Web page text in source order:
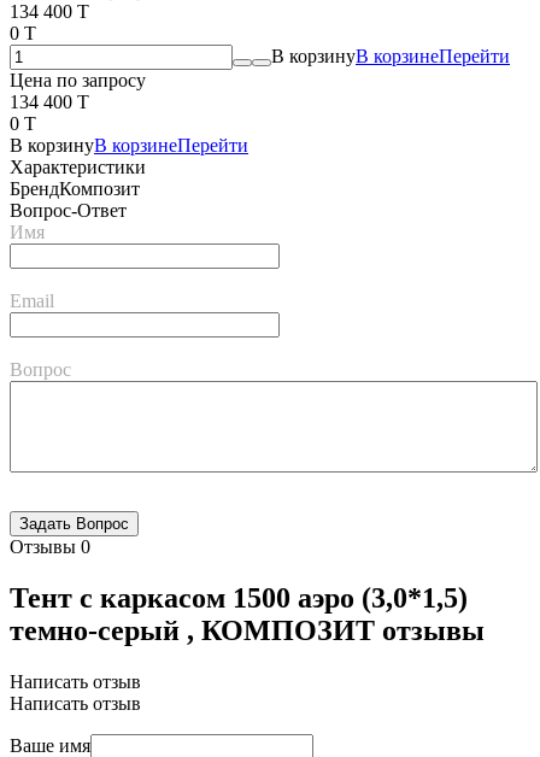
134 400 T
0 T
В корзинуВ корзинеПерейти
Цена по запросу
134 400 T
0 T
В корзинуВ корзинеПерейти
Характеристики
БрендКомпозит
Вопрос-Ответ
Имя
Email
Вопрос
Отзывы 0
Тент с каркасом 1500 аэро (3,0*1,5)
темно-серый , КОМПОЗИТ отзывы
Написать отзыв
Написать отзыв
Ваше имя